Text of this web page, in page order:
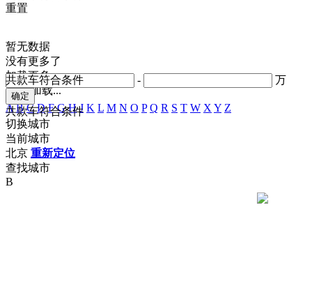
- 万
共款车符合条件
共款车符合条件
重置
暂无数据
没有更多了
加载更多
正在加载...
A B C D F G H J K L M N O P Q R S T W X Y Z
切换城市
当前城市
北京 重新定位
查找城市
B